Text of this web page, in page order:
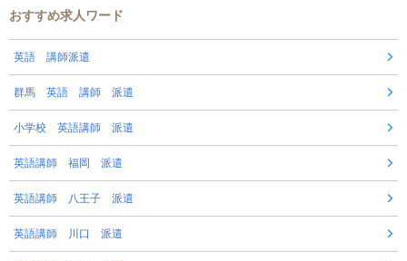
おすすめ求人ワード
英語 講師派遣
群馬 英語 講師 派遣
小学校 英語講師 派遣
英語講師 福岡 派遣
英語講師 八王子 派遣
英語講師 川口 派遣